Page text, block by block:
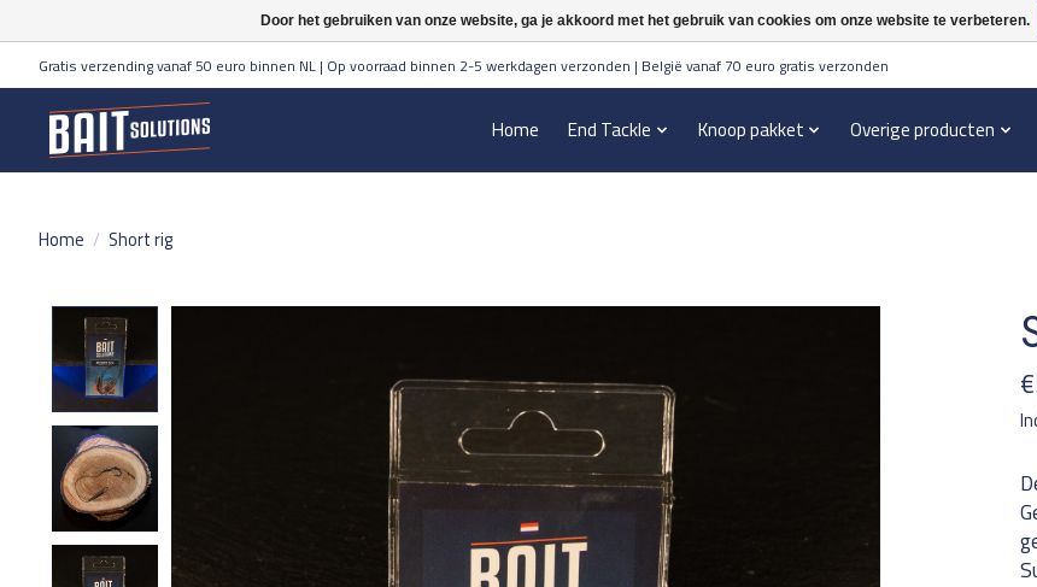
Gratis verzending vanaf 50 euro binnen NL | Op voorraad binnen 2-5 werkdagen verzonden | België vanaf 70 euro gratis verzonden
Home End Tackle Knoop pakket Overige producten
Home / Short rig
Door het gebruiken van onze website, ga je akkoord met het gebruik van cookies om onze website te verbeteren.